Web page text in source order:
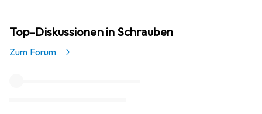
Top-Diskussionen in Schrauben
Zum Forum